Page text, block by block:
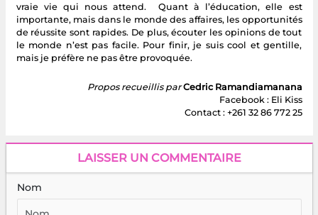
vraie vie qui nous attend. Quant à l’éducation, elle est
importante, mais dans le monde des affaires, les opportunités
de réussite sont rapides. De plus, écouter les opinions de tout
le monde n’est pas facile. Pour finir, je suis cool et gentille,
mais je préfère ne pas être provoquée.
Propos recueillis par Cedric Ramandiamanana
Facebook : Eli Kiss
Contact : +261 32 86 772 25
LAISSER UN COMMENTAIRE
Nom